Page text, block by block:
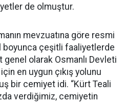
de olmuştur.
mevzuatına göre resmi
boyunca çeşitli faaliyetlerde
olarak Osmanlı Devleti
en uygun çıkış yolunu
bir cemiyet idi. “Kürt Teali
verdiğimiz, cemiyetin